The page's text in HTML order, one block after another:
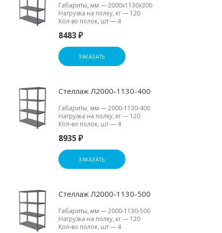
Габариты, мм —2000х1130х300
Нагрузка на полку, кг— 120
Кол-во полок, шт— 4
8483 ₽
ЗАКАЗАТЬ
Стеллаж Л2000-1130-400
Габариты, мм —2000-1130-400
Нагрузка на полку, кг— 120
Кол-во полок, шт— 4
8935 ₽
ЗАКАЗАТЬ
Стеллаж Л2000-1130-500
Габариты, мм —2000-1130-500
Нагрузка на полку, кг— 120
Кол-во полок, шт— 4